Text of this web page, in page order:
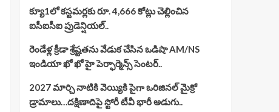
క్యూ1లో కస్టమర్లకు రూ. 4,666 కోట్లు చెల్లించిన
ఐసీఐసీఐ ప్రుడెన్షియల్..
రెండేళ్ల క్రీడా శ్రేష్టతను వేడుక చేసిన ఒడిషా AM/NS
ఇండియా ఖో ఖో హై పెర్ఫార్మెన్స్ సెంటర్..
2027 మార్చి నాటికి వెయ్యికి పైగా ఒరిజినల్ మైక్రో
డ్రామాలు…దక్షిణాదిపై స్టోరీ టీవీ భారీ అడుగు..